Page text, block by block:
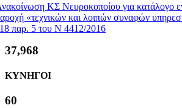
ΚΣ Νευροκοποίου για κατάλογο
«τεχνικών και λοιπών συναφών
παρ. 5 του Ν 4412/2016
39,907
ΚΥΝΗΓΟΙ
63